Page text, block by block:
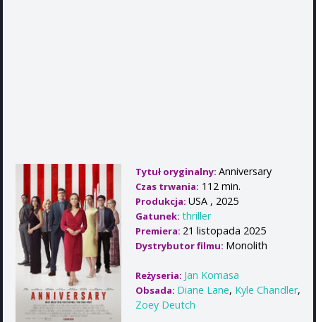
Tytuł oryginalny: Anniversary
Czas trwania: 112 min.
Produkcja: USA , 2025
Gatunek: thriller
Premiera: 21 listopada 2025
Dystrybutor filmu: Monolith
Reżyseria: Jan Komasa
Obsada: Diane Lane, Kyle Chandler,
Zoey Deutch